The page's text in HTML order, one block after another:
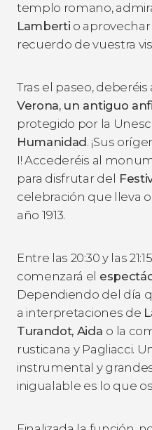
templo romano,
Lamberti o
recuerdo de vuestra
Tras el paseo,
Verona, un antiguo
protegido por la
Humanidad . ¡Sus
I! Accederéis al
para disfrutar del
celebración que lleva
año 1913.
Entre las 20:30 y las
comenzará el
Dependiendo del día
a interpretaciones de
Turandot, Aida o la
rusticana y Pagliacci.
instrumental y
inigualable es lo que